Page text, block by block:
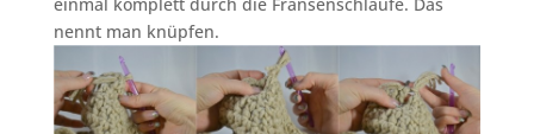
nennt man knüpfen.